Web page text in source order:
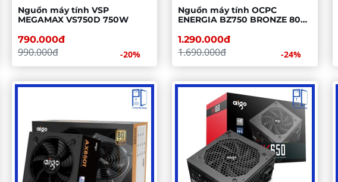
Nguồn máy tính VSP
MEGAMAX VS750D 750W
790.000đ
990.000đ -20%
Nguồn máy tính OCPC
ENERGIA BZ750 BRONZE 80+,
1.290.000đ
1.690.000đ -24%